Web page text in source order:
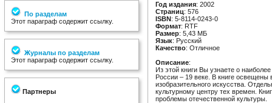
По разделам
Этот параграф содержит ссылку.
Журналы по разделам
Этот параграф содержит ссылку.
Партнеры
Год издания: 2002
Страниц: 576
ISBN: 5-8114-0243-0
Формат: RTF
Размер: 5,43 МБ
Язык: Русский
Качество: Отличное
Описание:
Из этой книги Вы узнаете о
России – 19 веке. В книге освещены
изобразительного искусства.
культурному центру тех времен.
проблемы отечественной культуры.